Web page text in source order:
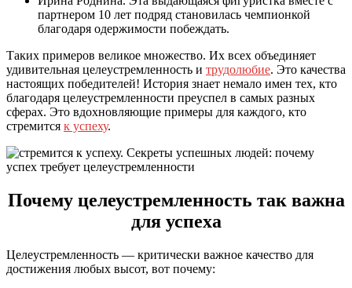
партнером 10 лет подряд становилась чемпионкой
благодаря одержимости побеждать.
Таких примеров великое множество. Их всех объединяет
удивительная целеустремленность и трудолюбие. Это качества
настоящих победителей! История знает немало имен тех, кто
благодаря целеустремленности преуспел в самых разных
сферах. Это вдохновляющие примеры для каждого, кто
стремится к успеху.
Почему целеустремленность так важна
для успеха
Целеустремленность — критически важное качество для
достижения любых высот, вот почему: